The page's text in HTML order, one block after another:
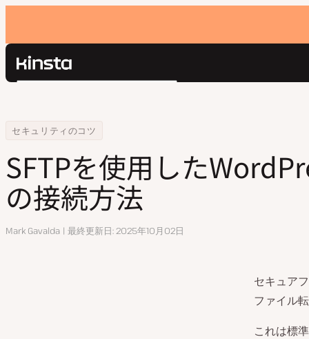
Kinsta®
価格設定
お問い合わせ
検
Home
リソースセンター
セキュリティのコツ
SFTPを使用したWordPressサイトへの接続方法
SFTPを使用した
の接続方法
執
Mark Gavalda 最終更新日 2025年10月02日
セキュア
ファイル
これは標